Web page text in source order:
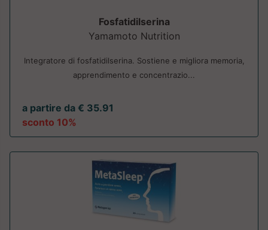
Fosfatidilserina
Yamamoto Nutrition
Integratore di fosfatidilserina. Sostiene e migliora memoria,
apprendimento e concentrazio...
a partire da € 35.91
sconto 10%